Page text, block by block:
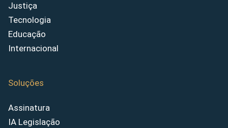
Justiça
Tecnologia
Educação
Internacional
Soluções
Assinatura
IA Legislação